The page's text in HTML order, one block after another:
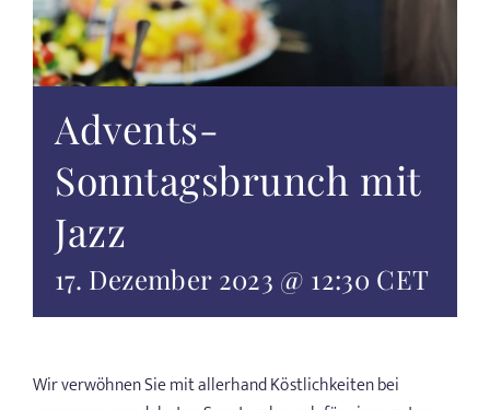
ANGEBOTE
Advents-
Sonntagsbrunch mit
Jazz
17. Dezember 2023 @ 12:30 CET
Wir verwöhnen Sie mit allerhand Köstlichkeiten bei